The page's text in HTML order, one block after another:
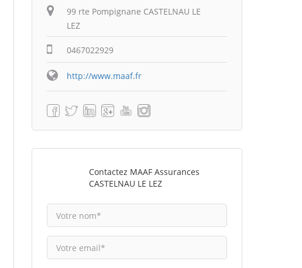
99 rte Pompignane CASTELNAU LE
LEZ
0467022929
http://www.maaf.fr
Contactez MAAF Assurances
CASTELNAU LE LEZ